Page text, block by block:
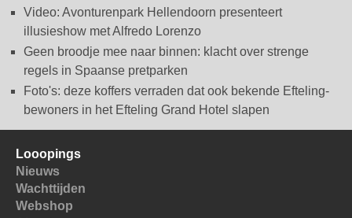
Video: Avonturenpark Hellendoorn presenteert
illusieshow met Alfredo Lorenzo
Geen broodje mee naar binnen: klacht over strenge
regels in Spaanse pretparken
Foto's: deze koffers verraden dat ook bekende Efteling-
bewoners in het Efteling Grand Hotel slapen
Looopings
Nieuws
Wachttijden
Webshop